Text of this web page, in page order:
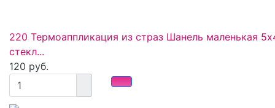
220 Термоаппликация из страз Шанель маленькая
стекл...
120 руб.